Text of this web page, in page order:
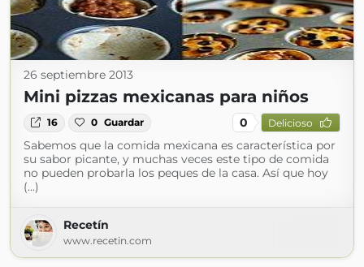
26 septiembre 2013
Mini pizzas mexicanas para niños
16 0 Guardar 0 Delicioso
Sabemos que la comida mexicana es característica por
su sabor picante, y muchas veces este tipo de comida
no pueden probarla los peques de la casa. Así que hoy
(...)
Recetín
www.recetin.com